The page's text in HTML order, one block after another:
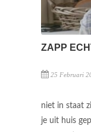
ZAPP
25 Februari
niet in staat
je uit huis